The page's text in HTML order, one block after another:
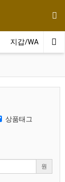
지갑/WALLET
상품태그
원